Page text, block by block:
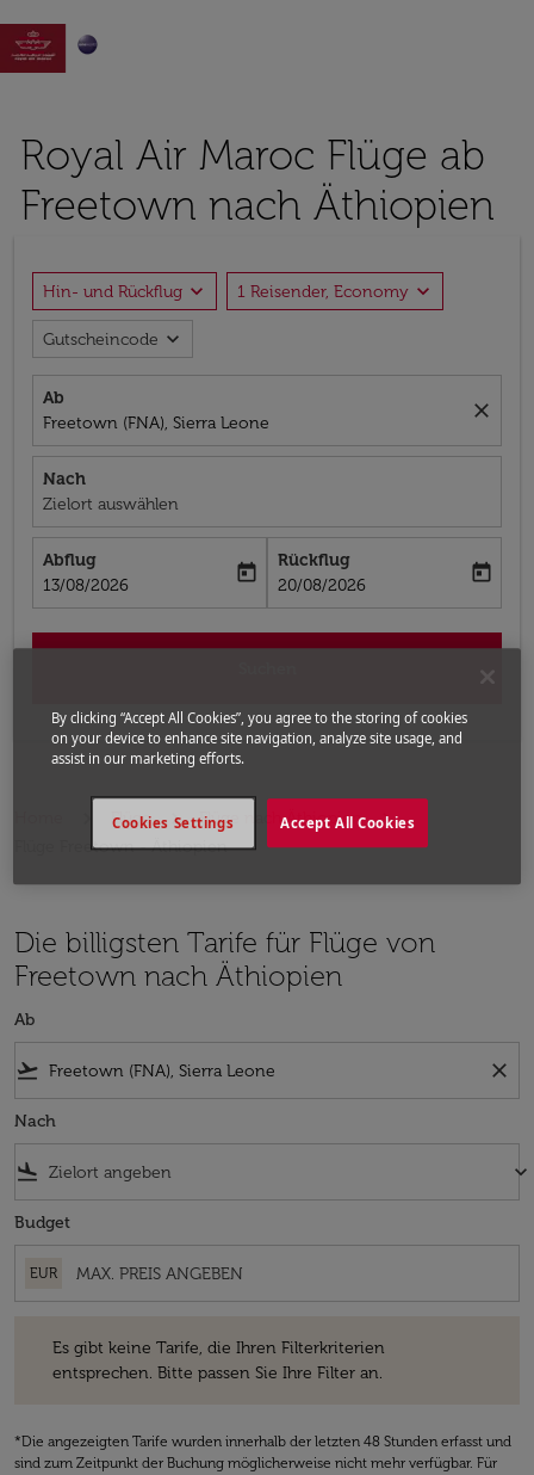

Royal Air Maroc Flüge ab
Freetown nach Äthiopien
Hin- und Rückflug expand_more 1 Reisender, Economy expand_more
Gutscheincode expand_more
Ab
Freetown (FNA), Sierra Leone
close
Nach
Zielort auswählen
Abflug
fc-booking-departure-date-aria-label
13/08/2026
today
Rückflug
fc-booking-return-date-aria-label
20/08/2026
today
Flüge
Flüge nach Äthiopien
Flüge Freetown - Äthiopien
Die billigsten Tarife für Flüge von
Freetown nach Äthiopien
Ab
flight_takeoff close
Nach
flight_land keyboard_arrow_down
Budget
EUR
Es gibt keine Tarife, die Ihren Filterkriterien
entsprechen. Bitte passen Sie Ihre Filter an.
*Die angezeigten Tarife wurden innerhalb der letzten 48 Stunden erfasst und
sind zum Zeitpunkt der Buchung möglicherweise nicht mehr verfügbar. Für
By clicking “Accept All Cookies”, you agree to the storing of cookies
on your device to enhance site navigation, analyze site usage, and
assist in our marketing efforts.
Accept All Cookies
Cookies Settings